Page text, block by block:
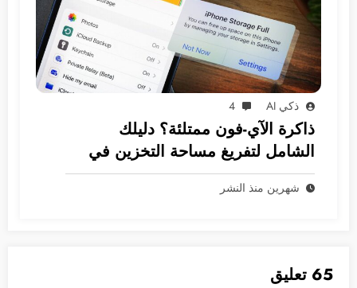
ذكي AI 4
ذاكرة الآي-فون ممتلئة؟ دليلك
الشامل لتفريغ مساحة التخزين في
نظام iOS
شهرين منذ النشر
65 تعليق